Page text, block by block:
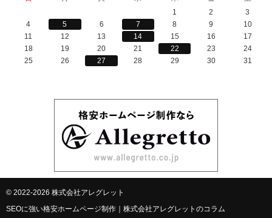
1
2
3
4
5 6 7 8 9
10
11
12 13 14 15 16
17
18
19 20 21 22 23
24
25
26 27 28 29 30 31
© 2022-2026 株式会社アレグレット
SEOに強い格安ホームページ制作｜株式会社アレグレットのコラム